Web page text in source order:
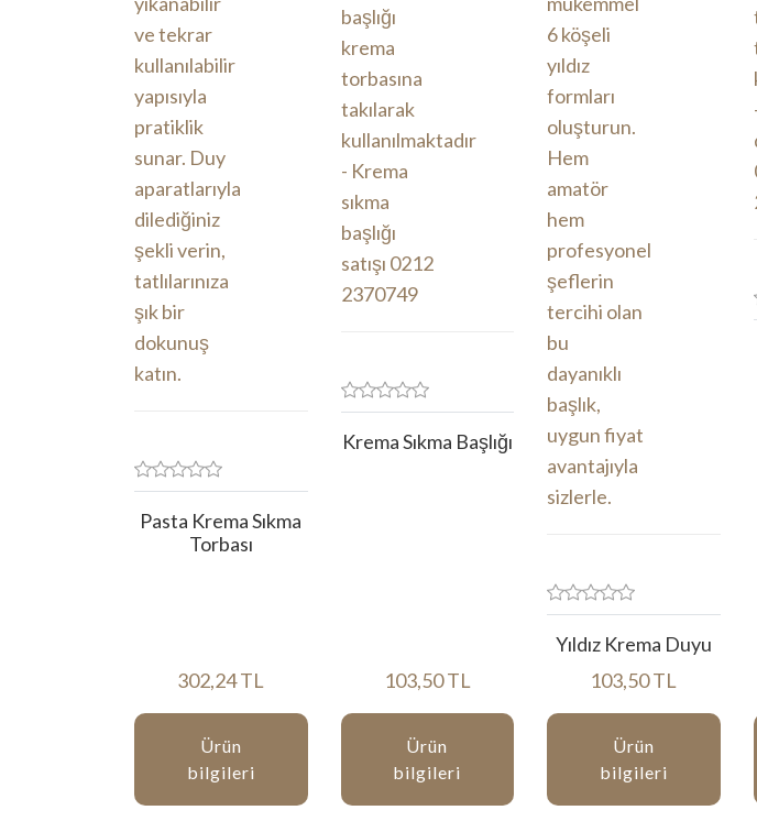
Pasta Krema Sıkma
Torbası
302,24 TL
Ürün
bilgileri
Krema Sıkma Başlığı
103,50 TL
Ürün
bilgileri
Yıldız Krema Duyu
103,50 TL
Ürün
bilgileri